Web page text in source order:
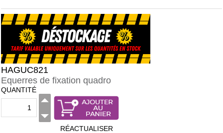
HAGUC821
Equerres de fixation quadro
QUANTITÉ
RÉACTUALISER